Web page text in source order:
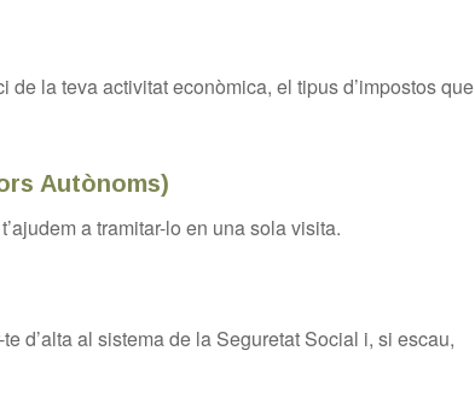
de la teva activitat econòmica, el tipus d’impostos que
Autònoms)
a tramitar-lo en una sola visita.
d’alta al sistema de la Seguretat Social i, si escau,